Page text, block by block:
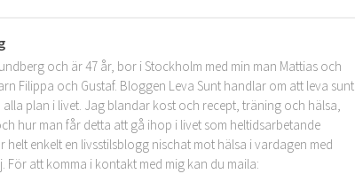
och är 47 år, bor i Stockholm med min man Mattias och
Filippa och Gustaf. Bloggen Leva Sunt handlar om att leva sunt
plan i livet. Jag blandar kost och recept, träning och hälsa,
hur man får detta att gå ihop i livet som heltidsarbetande
helt enkelt en livsstilsblogg nischat mot hälsa i vardagen med
För att komma i kontakt med mig kan du maila: